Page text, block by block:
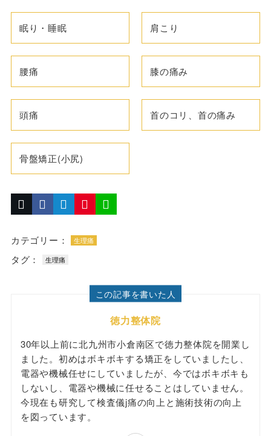
眠り・睡眠 肩こり
腰痛 膝の痛み
頭痛 首のコリ、首の痛み
骨盤矯正(小尻)
カテゴリー： 生理痛
タグ： 生理痛
この記事を書いた人
徳力整体院
30年以上前に北九州市小倉南区で徳力整体院を開業し
ました。初めはボキボキする矯正をしていましたし、
電器や機械任せにしていましたが、今ではボキボキも
しないし、電器や機械に任せることはしていません。
今現在も研究して検査儀j痛の向上と施術技術の向上
を図っています。